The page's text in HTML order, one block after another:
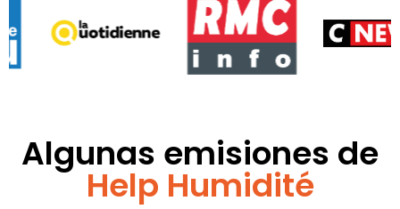
Algunas emisiones de
Help Humidité